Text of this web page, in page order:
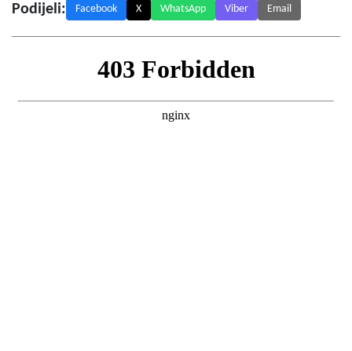
Podijeli: Facebook X WhatsApp Viber Email